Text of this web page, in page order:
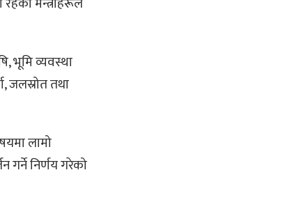
भूमि व्यवस्था
जलस्रोत तथा
लामो
निर्णय गरेको